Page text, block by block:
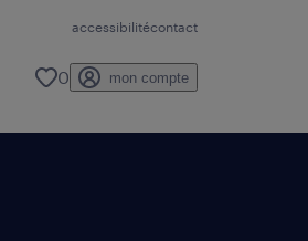
accessibilitécontact
0 mon compte